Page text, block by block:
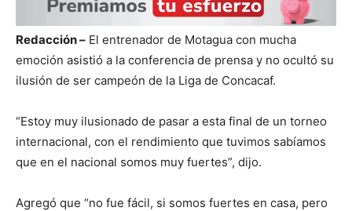
Redacción – El entrenador de Motagua con mucha
emoción asistió a la conferencia de prensa y no ocultó su
ilusión de ser campeón de la Liga de Concacaf.
“Estoy muy ilusionado de pasar a esta final de un torneo
internacional, con el rendimiento que tuvimos sabíamos
que en el nacional somos muy fuertes”, dijo.
Agregó que “no fue fácil, si somos fuertes en casa, pero